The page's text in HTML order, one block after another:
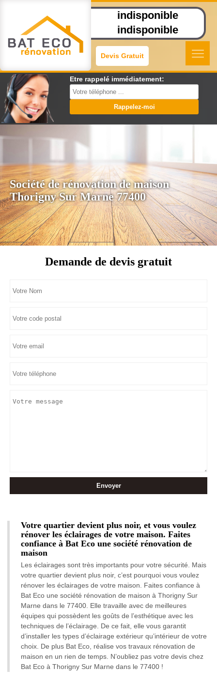
indisponible
indisponible
Devis Gratuit
Etre rappelé immédiatement:
Société de rénovation de maison
Thorigny Sur Marne 77400
Demande de devis gratuit
Votre quartier devient plus noir, et vous voulez
rénover les éclairages de votre maison. Faites
confiance à Bat Eco une société rénovation de
maison
Les éclairages sont très importants pour votre sécurité. Mais
votre quartier devient plus noir, c’est pourquoi vous voulez
rénover les éclairages de votre maison. Faites confiance à
Bat Eco une société rénovation de maison à Thorigny Sur
Marne dans le 77400. Elle travaille avec de meilleures
équipes qui possèdent les goûts de l’esthétique avec les
techniques de l’éclairage. De ce fait, elle vous garantit
d’installer les types d’éclairage extérieur qu’intérieur de votre
choix. De plus Bat Eco, réalise vos travaux rénovation de
maison en un rien de temps. N’oubliez pas votre devis chez
Bat Eco à Thorigny Sur Marne dans le 77400 !